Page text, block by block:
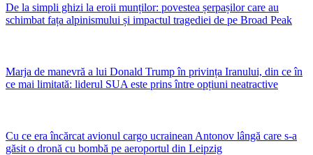
De la simpli ghizi la eroii munților: povestea șerpașilor care au
schimbat fața alpinismului și impactul tragediei de pe Broad Peak
Marja de manevră a lui Donald Trump în privința Iranului, din ce în
ce mai limitată: liderul SUA este prins între opțiuni neatractive
Cu ce era încărcat avionul cargo ucrainean Antonov lângă care s-a
găsit o dronă cu bombă pe aeroportul din Leipzig